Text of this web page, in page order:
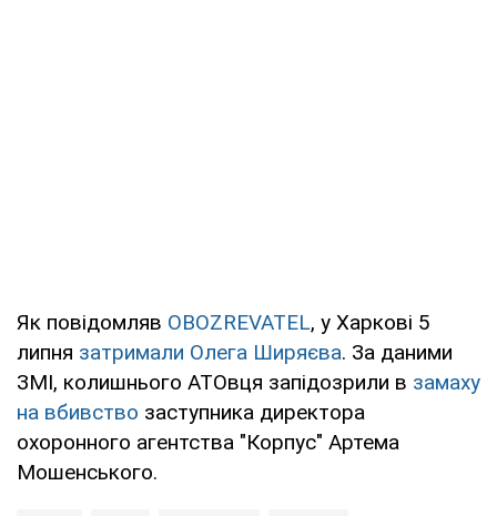
Як повідомляв OBOZREVATEL, у Харкові 5
липня затримали Олега Ширяєва. За даними
ЗМІ, колишнього АТОвця запідозрили в замаху
на вбивство заступника директора
охоронного агентства "Корпус" Артема
Мошенського.